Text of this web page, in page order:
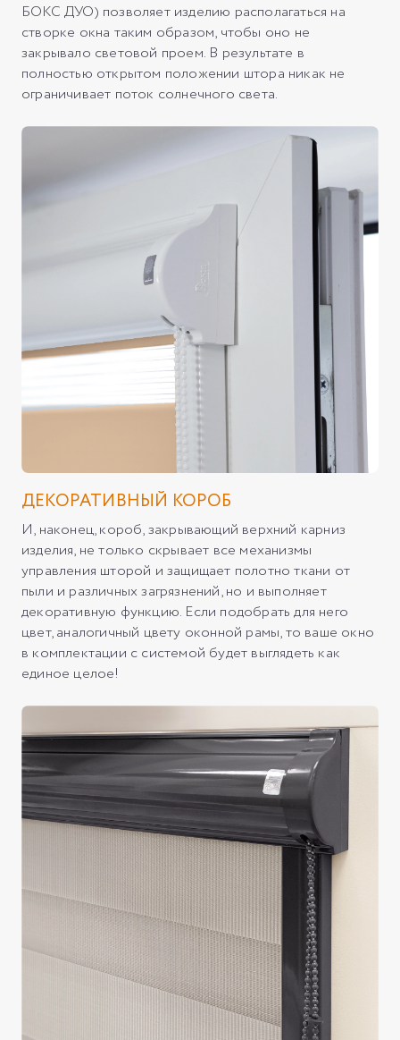
БОКС ДУО) позволяет изделию располагаться на
створке окна таким образом, чтобы оно не
закрывало световой проем. В результате в
полностью открытом положении штора никак не
ограничивает поток солнечного света.
ДЕКОРАТИВНЫЙ КОРОБ
И, наконец, короб, закрывающий верхний карниз
изделия, не только скрывает все механизмы
управления шторой и защищает полотно ткани от
пыли и различных загрязнений, но и выполняет
декоративную функцию. Если подобрать для него
цвет, аналогичный цвету оконной рамы, то ваше окно
в комплектации с системой будет выглядеть как
единое целое!